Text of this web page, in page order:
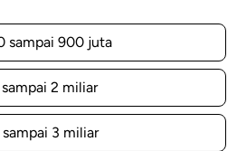
sampai 900 juta
sampai 2 miliar
sampai 3 miliar